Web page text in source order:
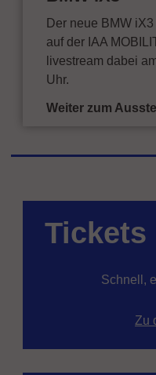
Der neue BMW
auf der IAA
livestream dabei
Uhr.
Weiter zum
Tickets
Schnell,
Zu